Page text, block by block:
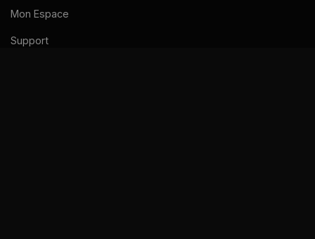
Mon Espace
Support